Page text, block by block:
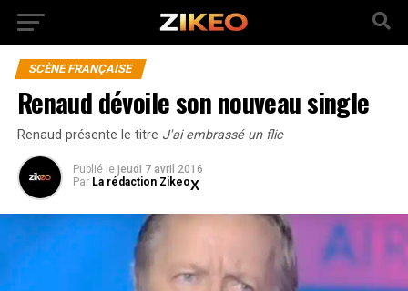
SCÈNE FRANÇAISE
Renaud dévoile son nouveau single
Renaud présente le titre J'ai embrassé un flic
Publié le jeudi 7 avril 2016
Par La rédaction Zikeo